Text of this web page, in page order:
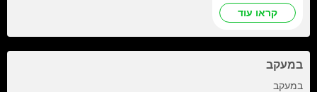
קראו עוד
במעקב
במעקב